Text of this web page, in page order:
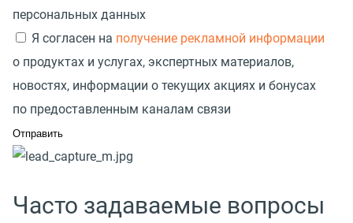
персональных данных
Я согласен на получение рекламной информации
о продуктах и услугах, экспертных материалов,
новостях, информации о текущих акциях и бонусах
по предоставленным каналам связи
Часто задаваемые вопросы